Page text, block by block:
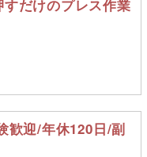
だけのプレス作業
歓迎/年休120日/副